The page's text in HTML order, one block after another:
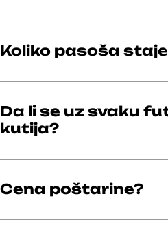
Koliko pasoša
Da li se uz svaku
kutija?
Cena poštarine?